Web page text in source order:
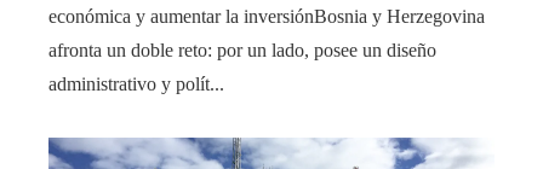
económica y aumentar la inversiónBosnia y Herzegovina
afronta un doble reto: por un lado, posee un diseño
administrativo y polít...